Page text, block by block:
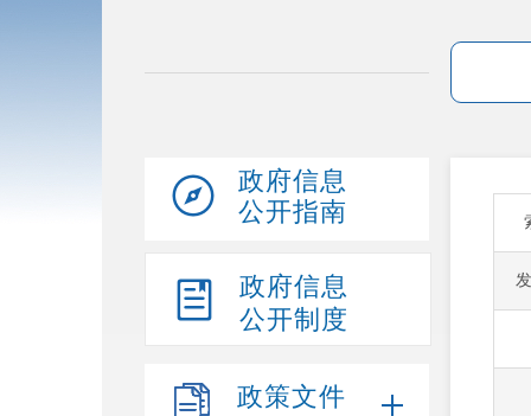
政府信息
公开指南
政府信息
公开制度
政策文件